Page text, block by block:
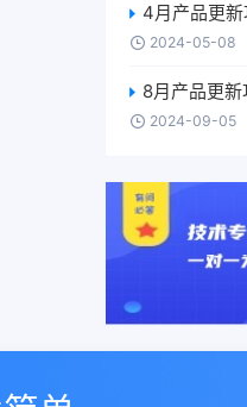
4月产品更新功能汇总来啦！具体
2024-05-08
8月产品更新功能汇总来啦！具体
2024-09-05